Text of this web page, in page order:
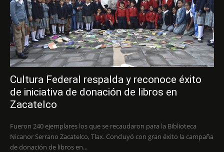
Cultura Federal respalda y reconoce éxito
de iniciativa de donación de libros en
Zacatelco
Fueron 240 ejemplares los que se recaudaron para la Biblioteca
Nicanor Serrano Zacatelco, Tlax. Concluyó con gran éxito la campaña
de donación de libros en...